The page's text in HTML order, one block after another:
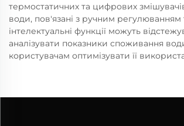
термостатичних та цифрових
води, пов'язані з ручним регулюванням
інтелектуальні функції можуть
аналізувати показники споживання
користувачам оптимізувати її